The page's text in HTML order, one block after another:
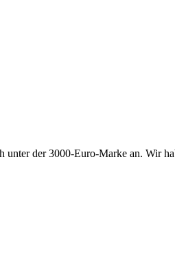
der 3000-Euro-Marke an. Wir